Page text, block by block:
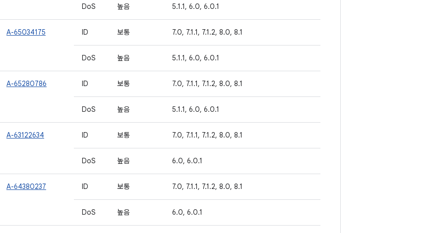
DoS 높음 5.1.1, 6.0, 6.0.1
A-65034175 ID 보통 7.0, 7.1.1, 7.1.2, 8.0, 8.1
DoS 높음 5.1.1, 6.0, 6.0.1
A-65280786 ID 보통 7.0, 7.1.1, 7.1.2, 8.0, 8.1
DoS 높음 5.1.1, 6.0, 6.0.1
A-63122634 ID 보통 7.0, 7.1.1, 7.1.2, 8.0, 8.1
DoS 높음 6.0, 6.0.1
A-64380237 ID 보통 7.0, 7.1.1, 7.1.2, 8.0, 8.1
DoS 높음 6.0, 6.0.1